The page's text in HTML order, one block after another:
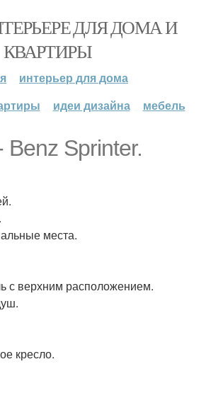
ДЛЯ ДОМА И
КВАРТИРЫ
интерьер для дома
идеи дизайна мебель
Benz Sprinter.
места.
с верхним расположением.
кресло.